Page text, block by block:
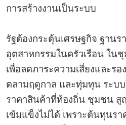
การสร้างงานเป็นระบบ
รัฐต้องกระตุ้นเศรษฐกิจ ฐาน
อุตสาหกรรมในครัวเรือน ใน
เพื่อลดภาระความเสี่ยงและร
ตลามฤดูกาล และทุ่มทุน ระบ
ราคาสินค้าที่ท้องถิ่น ชุมชน สู
เข้มแข็งไม่ได้ เพราะต้นทุนร